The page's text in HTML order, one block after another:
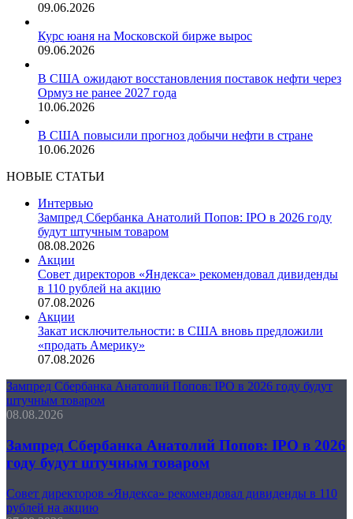
09.06.2026
Курс юаня на Московской бирже вырос
09.06.2026
В США ожидают восстановления поставок нефти через
Ормуз не ранее 2027 года
10.06.2026
В США повысили прогноз добычи нефти в стране
10.06.2026
НОВЫЕ СТАТЬИ
Интервью
Зампред Сбербанка Анатолий Попов: IPO в 2026 году
будут штучным товаром
08.08.2026
Акции
Совет директоров «Яндекса» рекомендовал дивиденды
в 110 рублей на акцию
07.08.2026
Акции
Закат исключительности: в США вновь предложили
«продать Америку»
07.08.2026
Зампред Сбербанка Анатолий Попов: IPO в 2026 году будут
штучным товаром
08.08.2026
Зампред Сбербанка Анатолий Попов: IPO в 2026
году будут штучным товаром
Совет директоров «Яндекса» рекомендовал дивиденды в 110
рублей на акцию